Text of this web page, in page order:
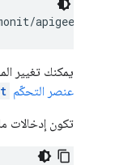
apigee-
يمكنك تغيير
عنصر التحكّم
تكون إدخالات